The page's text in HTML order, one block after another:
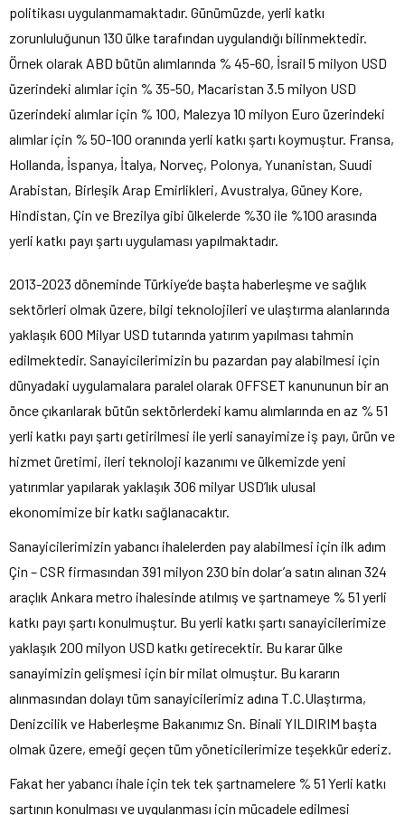
politikası uygulanmamaktadır. Günümüzde, yerli katkı
zorunluluğunun 130 ülke tarafından uygulandığı bilinmektedir.
Örnek olarak ABD bütün alımlarında % 45-60, İsrail 5 milyon USD
üzerindeki alımlar için % 35-50, Macaristan 3.5 milyon USD
üzerindeki alımlar için % 100, Malezya 10 milyon Euro üzerindeki
alımlar için % 50-100 oranında yerli katkı şartı koymuştur. Fransa,
Hollanda, İspanya, İtalya, Norveç, Polonya, Yunanistan, Suudi
Arabistan, Birleşik Arap Emirlikleri, Avustralya, Güney Kore,
Hindistan, Çin ve Brezilya gibi ülkelerde %30 ile %100 arasında
yerli katkı payı şartı uygulaması yapılmaktadır.
2013-2023 döneminde Türkiye’de başta haberleşme ve sağlık
sektörleri olmak üzere, bilgi teknolojileri ve ulaştırma alanlarında
yaklaşık 600 Milyar USD tutarında yatırım yapılması tahmin
edilmektedir. Sanayicilerimizin bu pazardan pay alabilmesi için
dünyadaki uygulamalara paralel olarak OFFSET kanununun bir an
önce çıkarılarak bütün sektörlerdeki kamu alımlarında en az % 51
yerli katkı payı şartı getirilmesi ile yerli sanayimize iş payı, ürün ve
hizmet üretimi, ileri teknoloji kazanımı ve ülkemizde yeni
yatırımlar yapılarak yaklaşık 306 milyar USD’lık ulusal
ekonomimize bir katkı sağlanacaktır.
Sanayicilerimizin yabancı ihalelerden pay alabilmesi için ilk adım
Çin – CSR firmasından 391 milyon 230 bin dolar’a satın alınan 324
araçlık Ankara metro ihalesinde atılmış ve şartnameye % 51 yerli
katkı payı şartı konulmuştur. Bu yerli katkı şartı sanayicilerimize
yaklaşık 200 milyon USD katkı getirecektir. Bu karar ülke
sanayimizin gelişmesi için bir milat olmuştur. Bu kararın
alınmasından dolayı tüm sanayicilerimiz adına T.C.Ulaştırma,
Denizcilik ve Haberleşme Bakanımız Sn. Binali YILDIRIM başta
olmak üzere, emeği geçen tüm yöneticilerimize teşekkür ederiz.
Fakat her yabancı ihale için tek tek şartnamelere % 51 Yerli katkı
şartının konulması ve uygulanması için mücadele edilmesi